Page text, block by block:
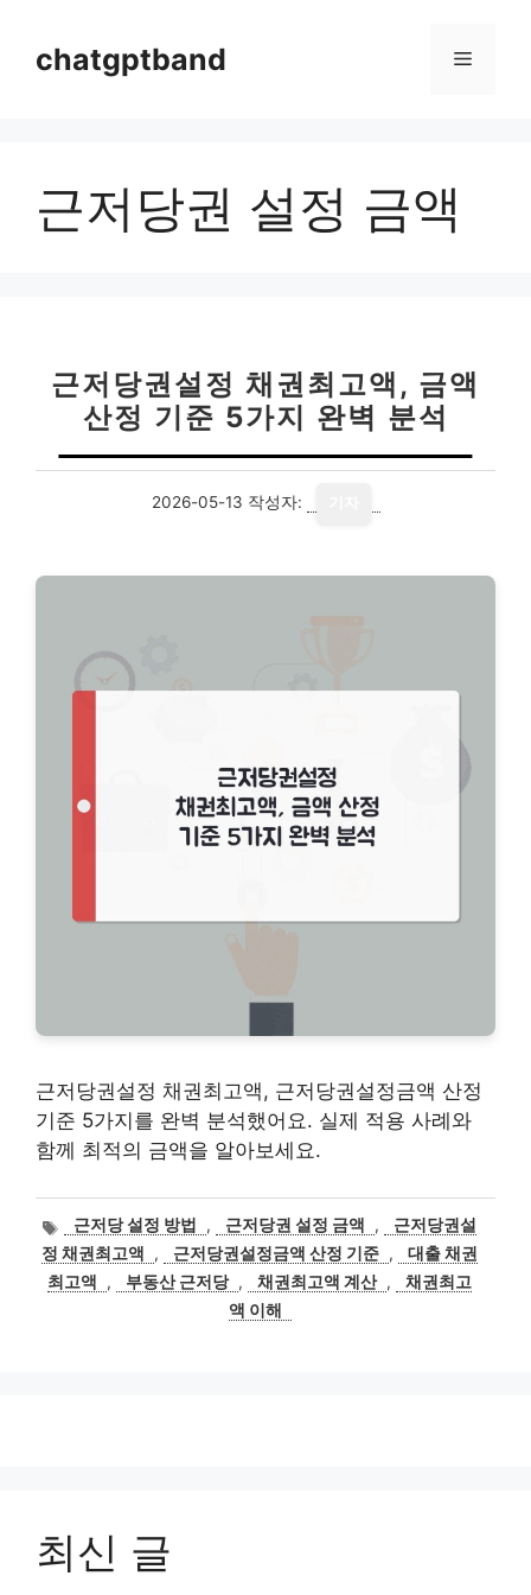
chatgptband 메
근저당권 설정 금액
근저당권설정 채권최고액, 금액
산정 기준 5가지 완벽 분석
2026-05-13 작성자:
근저당권설정 채권최고액, 근저당권설정금액 산정
기준 5가지를 완벽 분석했어요. 실제 적용 사례와
함께 최적의 금액을 알아보세요.
태
그
근저당 설정 방법 , 근저당권 설정 금액 ,
근저당권설
정 채권최고액
, 근저당권설정금액 산정 기준 ,
대출 채권
최고액
, 부동산 근저당 , 채권최고액 계산 ,
채권최고
액 이해
최신 글